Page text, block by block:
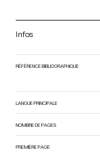
Infos
RÉFÉRENCE BIBLIOGRAPHIQUE
LANGUE PRINCIPALE
NOMBRE DE PAGES
PREMIÈRE PAGE